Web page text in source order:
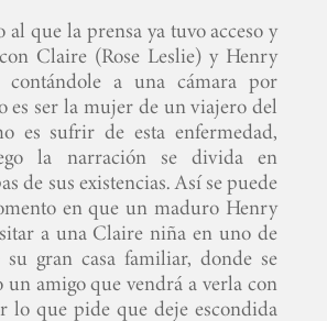
que la prensa ya tuvo acceso y
Claire (Rose Leslie) y Henry
contándole a una cámara por
es ser la mujer de un viajero del
es sufrir de esta enfermedad,
la narración se divida en
de sus existencias. Así se puede
en que un maduro Henry
a una Claire niña en uno de
gran casa familiar, donde se
un amigo que vendrá a verla con
lo que pide que deje escondida